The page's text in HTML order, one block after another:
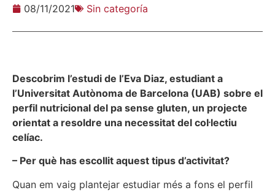
08/11/2021 Sin categoría
Descobrim l’estudi de l’Eva Diaz, estudiant a
l’Universitat Autònoma de Barcelona (UAB) sobre el
perfil nutricional del pa sense gluten, un projecte
orientat a resoldre una necessitat del col·lectiu
celíac.
– Per què has escollit aquest tipus d’activitat?
Quan em vaig plantejar estudiar més a fons el perfil